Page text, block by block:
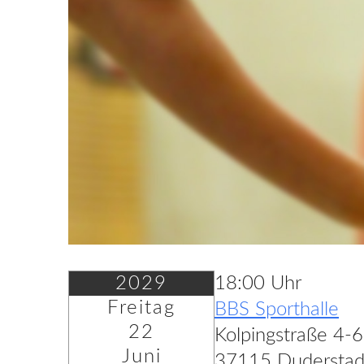
2029
Freitag
22
Juni
18:00 Uhr
BBS Sporthalle
Kolpingstraße 4-6